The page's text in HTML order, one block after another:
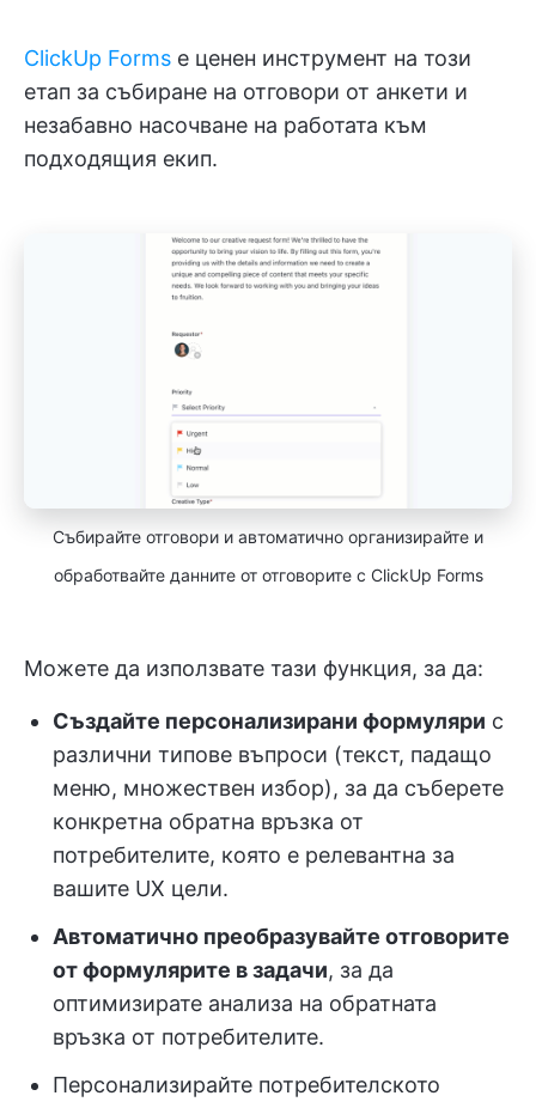
ClickUp Forms е ценен инструмент на този
етап за събиране на отговори от анкети и
незабавно насочване на работата към
подходящия екип.
Събирайте отговори и автоматично организирайте и
обработвайте данните от отговорите с ClickUp Forms
Можете да използвате тази функция, за да:
Създайте персонализирани формуляри с
различни типове въпроси (текст, падащо
меню, множествен избор), за да съберете
конкретна обратна връзка от
потребителите, която е релевантна за
вашите UX цели.
Автоматично преобразувайте отговорите
от формулярите в задачи, за да
оптимизирате анализа на обратната
връзка от потребителите.
Персонализирайте потребителското